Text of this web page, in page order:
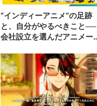
“インディーアニメ“の足跡
と、自分がやるべきこと──
会社設立を選んだアニメー